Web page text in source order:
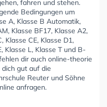
fahren und stehen.
Bedingungen um
A, Klasse B Automatik,
Klasse BF17, Klasse A2,
Klasse CE, Klasse D1,
Klasse L, Klasse T und B-
dir auch online-theorie
gut auf die
Reuter und Söhne
anfragen.